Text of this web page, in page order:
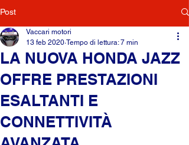
Post
LA NUOVA HONDA JAZZ
OFFRE PRESTAZIONI
ESALTANTI E
CONNETTIVITÀ
Vaccari motori
13 feb 2020 Tempo di lettura: 7 min